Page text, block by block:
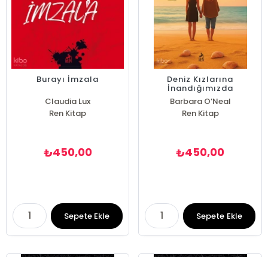
Burayı İmzala
Claudia Lux
Ren Kitap
₺450,00
Sepete Ekle
Deniz Kızlarına
İnandığımızda
Barbara O’Neal
Ren Kitap
₺450,00
Sepete Ekle